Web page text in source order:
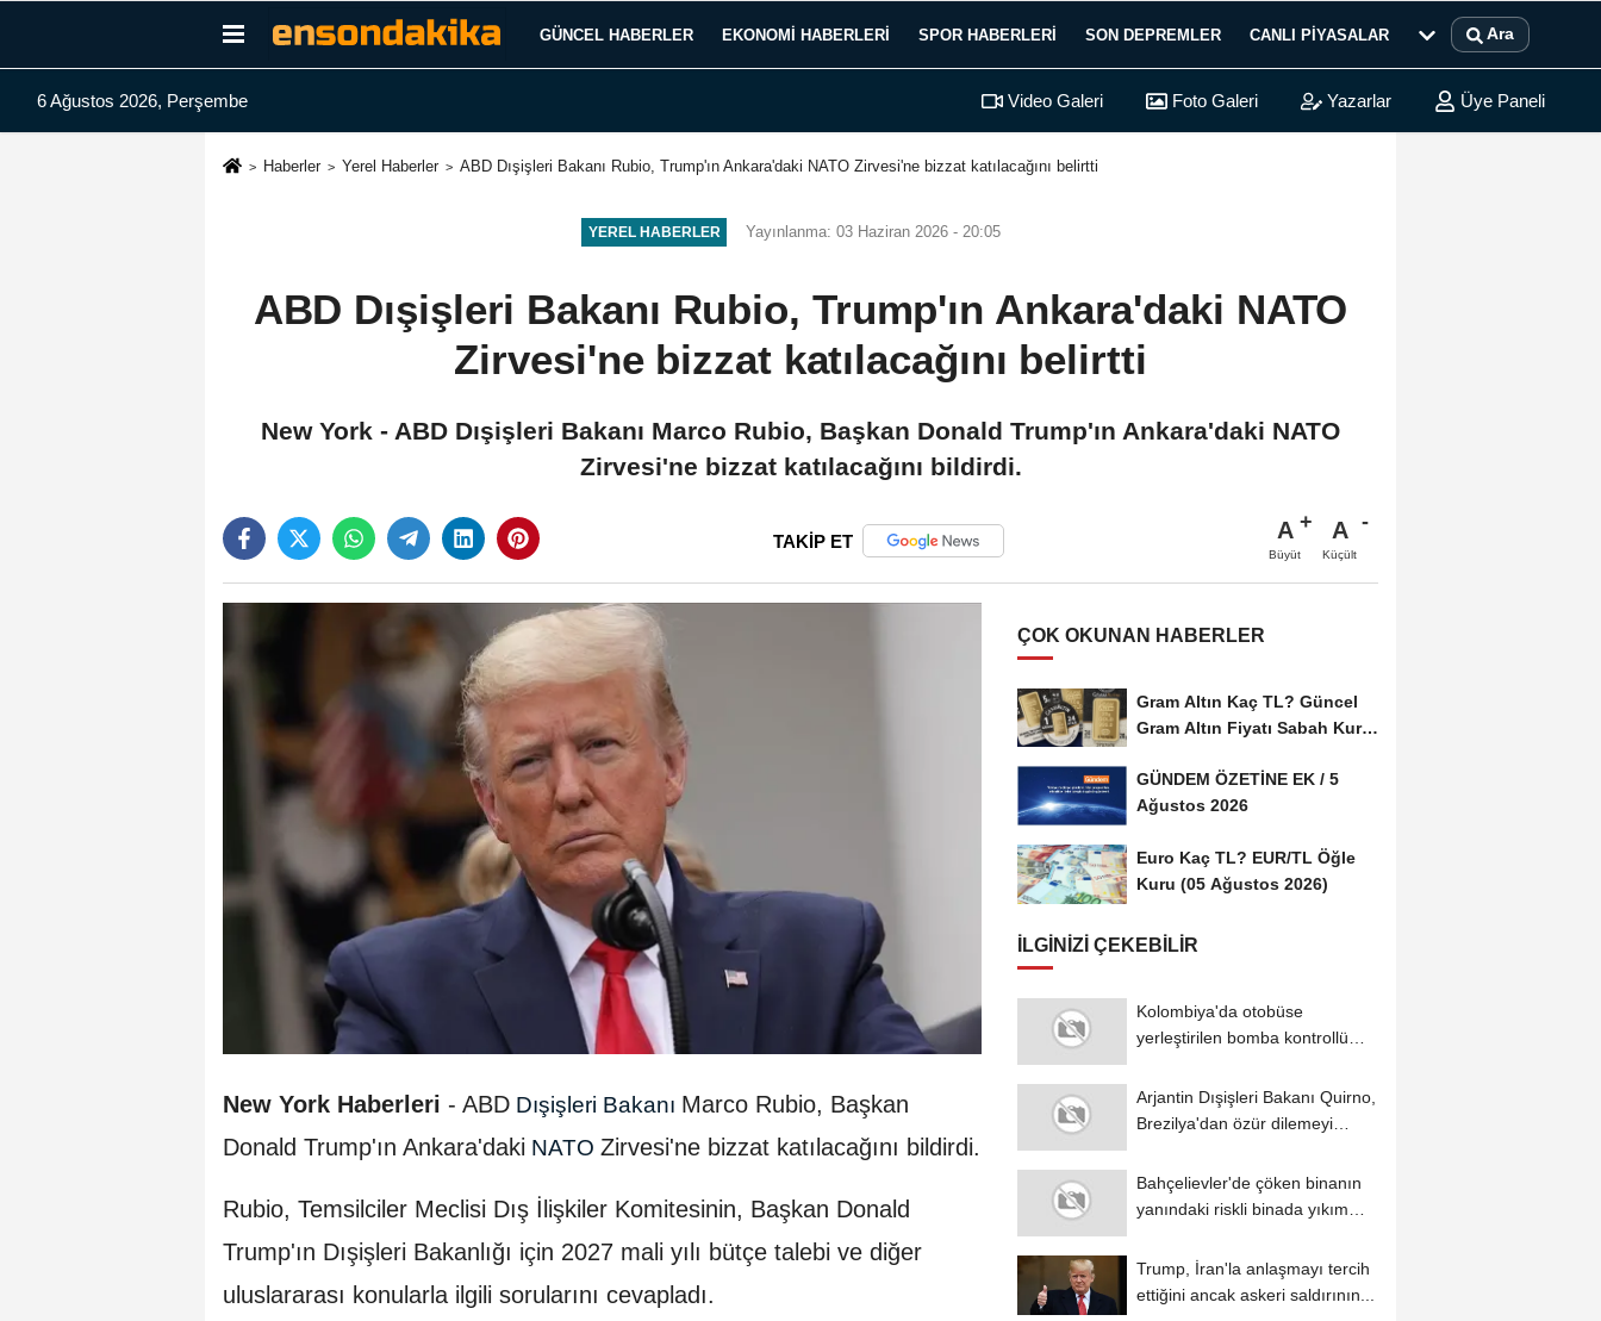
GÜNCEL HABERLER EKONOMI HABERLERI SPOR HABERLERI SON DEPREMLER CANLI PIYASALAR Ara
6 Ağustos 2026, Perşembe Video Galeri Foto Galeri Yazarlar Üye Paneli
Haberler Yerel Haberler ABD Dışişleri Bakanı Rubio, Trump'ın Ankara'daki NATO Zirvesi'ne bizzat katılacağını belirtti
YEREL HABERLER Yayınlanma: 03 Haziran 2026 - 20:05
ABD Dışişleri Bakanı Rubio, Trump'ın Ankara'daki NATO
Zirvesi'ne bizzat katılacağını belirtti
New York - ABD Dışişleri Bakanı Marco Rubio, Başkan Donald Trump'ın Ankara'daki NATO
Zirvesi'ne bizzat katılacağını bildirdi.
TAKİP ET A
Büyüt
A
Küçült
New York Haberleri - ABD Dışişleri Bakanı Marco Rubio, Başkan
Donald Trump'ın Ankara'daki NATO Zirvesi'ne bizzat katılacağını bildirdi.
Rubio, Temsilciler Meclisi Dış İlişkiler Komitesinin, Başkan Donald
Trump'ın Dışişleri Bakanlığı için 2027 mali yılı bütçe talebi ve diğer
uluslararası konularla ilgili sorularını cevapladı.
ÇOK OKUNAN HABERLER
Gram Altın Kaç TL? Güncel
Gram Altın Fiyatı Sabah Kuru
GÜNDEM ÖZETİNE EK / 5
Ağustos 2026
Euro Kaç TL? EUR/TL Öğle
Kuru (05 Ağustos 2026)
İLGINIZI ÇEKEBILIR
Kolombiya'da otobüse
yerleştirilen bomba kontrollü
Arjantin Dışişleri Bakanı Quirno,
Brezilya'dan özür dilemeyi
Bahçelievler'de çöken binanın
yanındaki riskli binada yıkım
Trump, İran'la anlaşmayı tercih
ettiğini ancak askeri saldırının...